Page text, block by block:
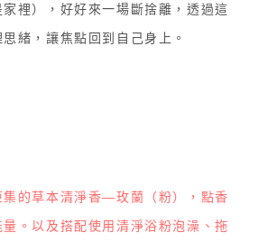
裡），好好來一場斷捨離，透過這
緒，讓焦點回到自己身上。
集的草本清淨香—玫蘭（粉），點香
。以及搭配使用清淨浴粉泡澡、拖